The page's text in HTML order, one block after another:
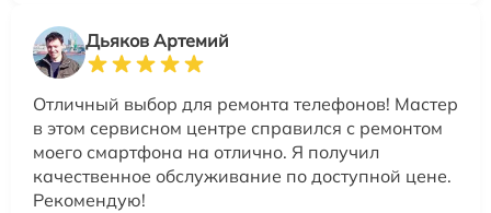
Дьяков Артемий
Отличный выбор для ремонта телефонов! Мастер
в этом сервисном центре справился с ремонтом
моего смартфона на отлично. Я получил
качественное обслуживание по доступной цене.
Рекомендую!